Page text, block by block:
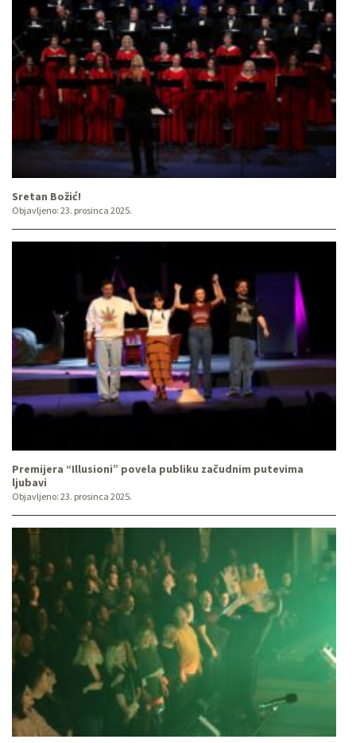
Sretan Božić!
Objavljeno: 23. prosinca 2025.
Premijera “Illusioni” povela publiku začudnim putevima
ljubavi
Objavljeno: 23. prosinca 2025.